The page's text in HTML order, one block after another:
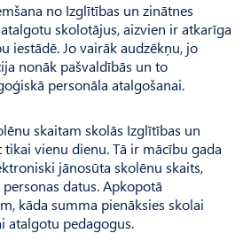
no Izglītības un zinātnes
skolotājus, aizvien ir atkarīga
iestādē. Jo vairāk audzēkņu, jo
nonāk pašvaldībās un to
personāla atalgošanai.
skaitam skolās Izglītības un
vienu dienu. Tā ir mācību gada
jānosūta skolēnu skaits,
datus. Apkopotā
kāda summa pienāksies skolai
atalgotu pedagogus.